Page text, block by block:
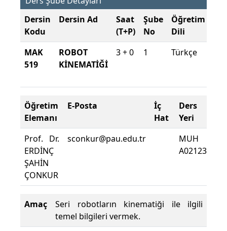
Dersin
Kodu
Dersin Ad
Saat
(T+P)
Şube
No
Öğretim
Dili
MAK
519
ROBOT
KİNEMATİĞİ
3 + 0 1 Türkçe
Öğretim
Elemanı
E-Posta
İç
Hat
Ders
Yeri
Prof. Dr.
ERDİNÇ
ŞAHİN
ÇONKUR
sconkur@pau.edu.tr
MUH
A02123
Amaç
Seri robotların kinematiği ile ilgili
temel bilgileri vermek.